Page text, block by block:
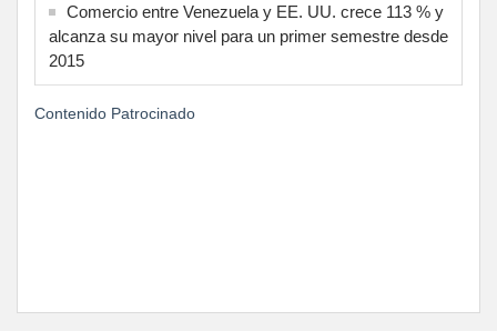
Comercio entre Venezuela y EE. UU. crece 113 % y
alcanza su mayor nivel para un primer semestre desde
2015
Contenido Patrocinado